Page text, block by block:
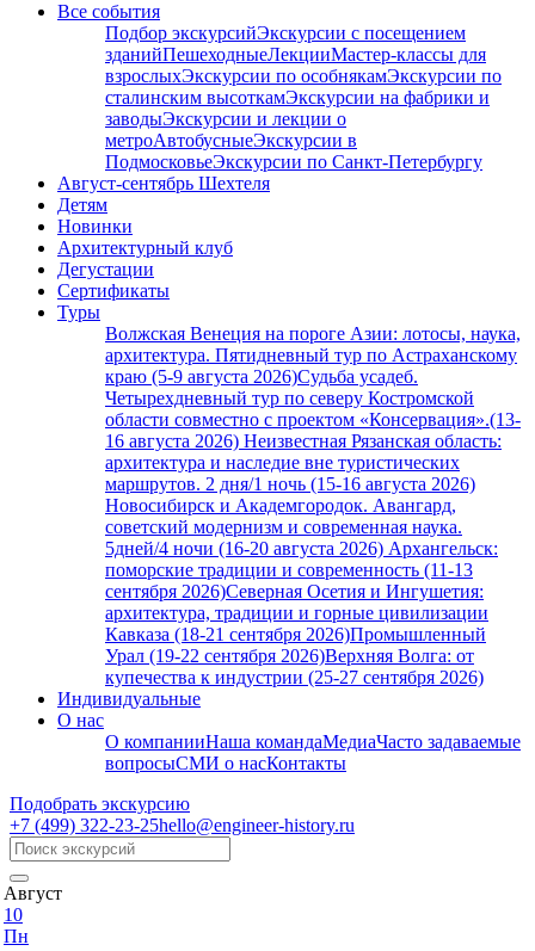
Все события
Подбор экскурсийЭкскурсии с посещением
зданийПешеходныеЛекцииМастер-классы для
взрослыхЭкскурсии по особнякамЭкскурсии по
сталинским высоткамЭкскурсии на фабрики и
заводыЭкскурсии и лекции о
метроАвтобусныеЭкскурсии в
ПодмосковьеЭкскурсии по Санкт-Петербургу
Август-сентябрь Шехтеля
Детям
Новинки
Архитектурный клуб
Дегустации
Сертификаты
Туры
Волжская Венеция на пороге Азии: лотосы, наука,
архитектура. Пятидневный тур по Астраханскому
краю (5-9 августа 2026)Судьба усадеб.
Четырехдневный тур по северу Костромской
области совместно с проектом «Консервация».(13-
16 августа 2026) Неизвестная Рязанская область:
архитектура и наследие вне туристических
маршрутов. 2 дня/1 ночь (15-16 августа 2026)
Новосибирск и Академгородок. Авангард,
советский модернизм и современная наука.
5дней/4 ночи (16-20 августа 2026) Архангельск:
поморские традиции и современность (11-13
сентября 2026)Северная Осетия и Ингушетия:
архитектура, традиции и горные цивилизации
Кавказа (18-21 сентября 2026)Промышленный
Урал (19-22 сентября 2026)Верхняя Волга: от
купечества к индустрии (25-27 сентября 2026)
Индивидуальные
О нас
О компанииНаша командаМедиаЧасто задаваемые
вопросыСМИ о насКонтакты
Подобрать экскурсию
+7 (499) 322-23-25hello@engineer-history.ru
Август
10
Пн